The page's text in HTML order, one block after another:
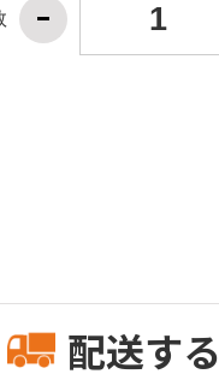
配送する